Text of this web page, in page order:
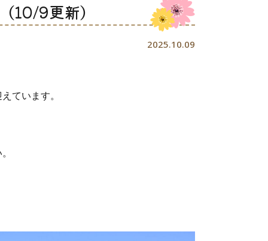
10/9更新）
2025.10.09
ています。